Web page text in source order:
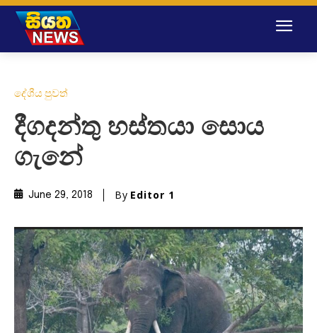
දේශීය පුවත්
දීගදන්තු හස්තයා ‌ස‌ොය
ගැන‌ේ
June 29, 2018 By Editor 1